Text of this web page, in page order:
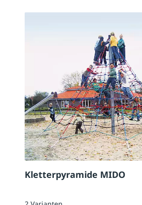
Kletterpyramide MIDO